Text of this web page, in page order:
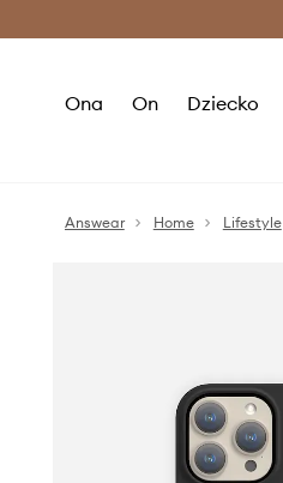
Ona On Dziecko
Answear Home Lifestyle